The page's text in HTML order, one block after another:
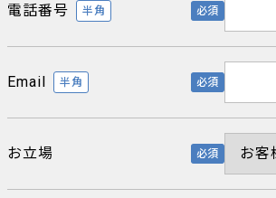
電話番号 必須
半角
Email 必須
半角
お立場 必須